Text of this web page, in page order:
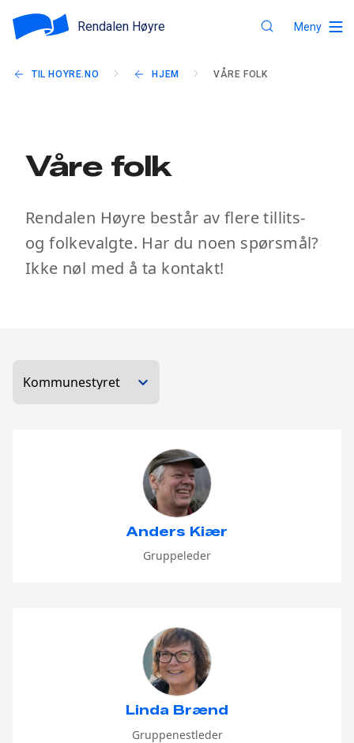
Rendalen Høyre Meny
TIL HOYRE.NO HJEM VÅRE FOLK
Våre folk
Rendalen Høyre består av flere tillits-
og folkevalgte. Har du noen spørsmål?
Ikke nøl med å ta kontakt!
Anders Kiær
Gruppeleder
Linda Brænd
Gruppenestleder